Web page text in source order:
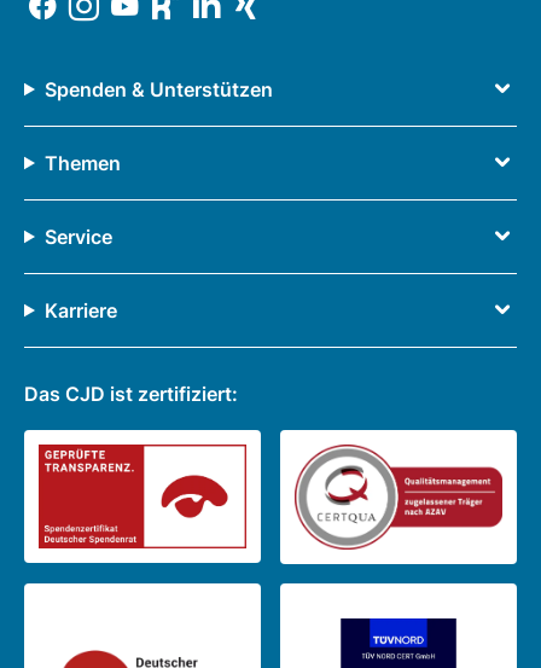
Spenden & Unterstützen
Themen
Service
Karriere
Das CJD ist zertifiziert: